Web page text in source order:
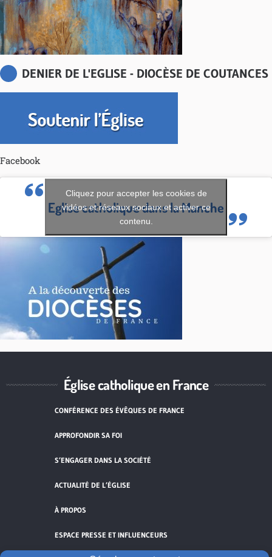
DENIER DE L'EGLISE - DIOCÈSE DE COUTANCES
Facebook
Eglise catholique dans la Manche
Cliquez pour accepter les cookies de
vidéos et réseaux sociaux et activer ce
contenu.
Église catholique en France
CONFÉRENCE DES ÉVÊQUES DE FRANCE
APPROFONDIR SA FOI
S’ENGAGER DANS LA SOCIÉTÉ
ACTUALITÉ DE L’ÉGLISE
À PROPOS
ESPACE PRESSE ET INFLUENCEURS